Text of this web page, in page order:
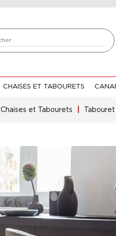
CHAISES ET TABOURETS
Chaises et Tabourets